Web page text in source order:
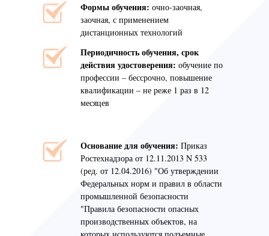
Основание для обучения: Приказ
Ростехнадзора от 12.11.2013 N 533
(ред. от 12.04.2016) "Об утверждении
Федеральных норм и правил в области
промышленной безопасности
"Правила безопасности опасных
производственных объектов, на
Формы обучения: очно-заочная,
заочная, с применением
дистанционных технологий
Периодичность обучения, срок
действия удостоверения: обучение по
профессии – бессрочно, повышение
квалификации – не реже 1 раз в 12
месяцев